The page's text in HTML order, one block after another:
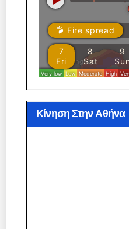
Κίνηση Στην Αθήνα